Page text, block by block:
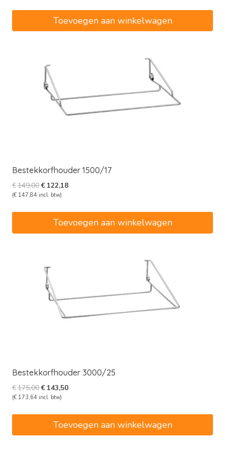
€32,00.Toevoegen aan winkelwagen
Bestekkorfhouder 1500/17
€149,00Oorspronkelijke
prijs
€149,00.
€ 122,18Huidige
(€ 147,84 incl. btw)
Toevoegen aan winkelwagen
Bestekkorfhouder 3000/25
€175,00Oorspronkelijke
prijs
€ 143,50Huidige
(€ 173,64 incl. btw)
Toevoegen aan winkelwagen